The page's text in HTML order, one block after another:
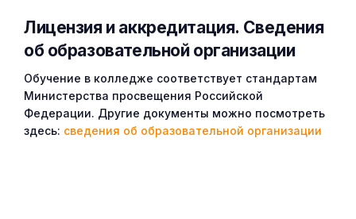
Лицензия и аккредитация. Cведения
об образовательной организации
Обучение в колледже соответствует стандартам
Министерства просвещения Российской
Федерации. Другие документы можно посмотреть
здесь: сведения об образовательной организации